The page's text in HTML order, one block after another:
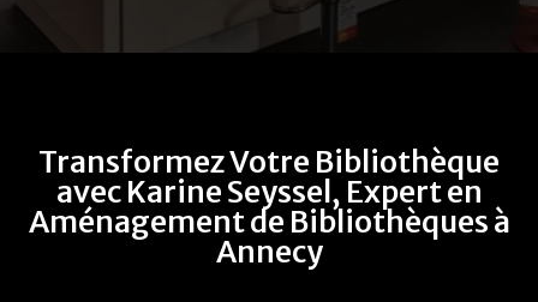
Transformez Votre Bibliothèque
avec Karine Seyssel, Expert en
Aménagement de Bibliothèques à
Annecy